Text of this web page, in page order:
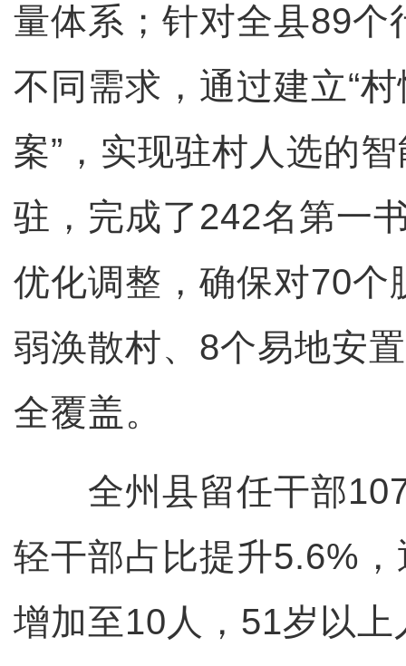
量体系；针对全县89个
不同需求，通过建立“
案”，实现驻村人选的
驻，完成了242名第一
优化调整，确保对70个
弱涣散村、8个易地安
全覆盖。
全州县留任干部107
轻干部占比提升5.6%
增加至10人，51岁以